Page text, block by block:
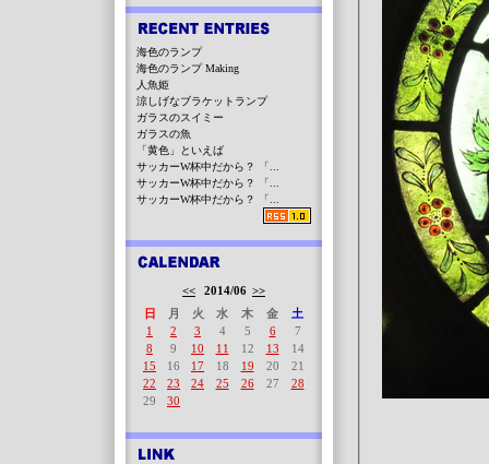
海色のランプ
海色のランプ Making
人魚姫
涼しげなブラケットランプ
ガラスのスイミー
ガラスの魚
「黄色」といえば
サッカーW杯中だから？ 「...
サッカーW杯中だから？ 「...
サッカーW杯中だから？ 「...
<< 2014/06 >>
日
月 火 水 木 金
土
1
2 3 4 5 6
7
8
9 10 11 12 13
14
15
16 17 18 19 20
21
22
23 24 25 26 27
28
29
30